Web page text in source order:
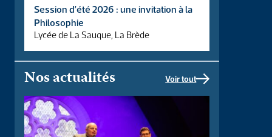
Session d’été 2026 : une invitation à la
Philosophie
Lycée de La Sauque, La Brède
Nos actualités Voir tout
Vie de l’École
Présentation du BDE
Soirée spectacle
Centre John Henry Newman
Portail étudiant